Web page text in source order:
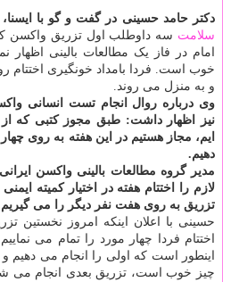
دکتر حامد حسینی در گفت و گو با
سلامت سه داوطلب اول تزریق واکسن
امام در فاز یک مطالعات بالینی
خوب است. فردا بامداد خونگیری اختتام
و به منزل می روند.
وی درباره روال انجام تست انسانی
نیز اظهار داشت: طبق مجوز کتبی که از
ایم، مجاز هستیم در این هفته به روی
دهیم.
مدیر گروه مطالعات بالینی واکسن
لازم را اختتام هفته در اختیار کمیته
تزریق به روی هفت نفر دیگر را می
حسینی با اعلان اینکه امروز نخستین
اختتام فردا چهار مورد را تمام می
اینطور است که اولی را انجام می دهیم
چیز خوب است، تزریق بعدی انجام می